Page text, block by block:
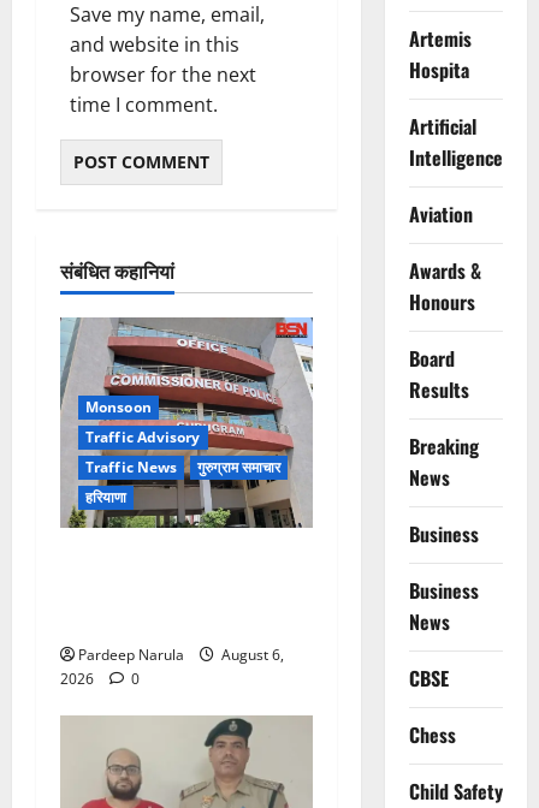
Save my name, email,
and website in this
browser for the next
time I comment.
संबंधित कहानियां
Monsoon
Traffic Advisory
Traffic News
गुरुग्राम समाचार
हरियाणा
Pardeep Narula
August 6,
2026
0
Artemis
Hospita
Artificial
Intelligence
Aviation
Awards &
Honours
Board
Results
Breaking
News
Business
Business
News
CBSE
Chess
Child Safety